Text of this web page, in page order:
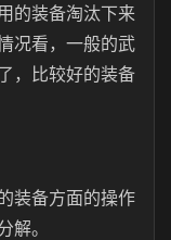
的装备淘汰下来
况看，一般的武
，比较好的装备
装备方面的操作
解。